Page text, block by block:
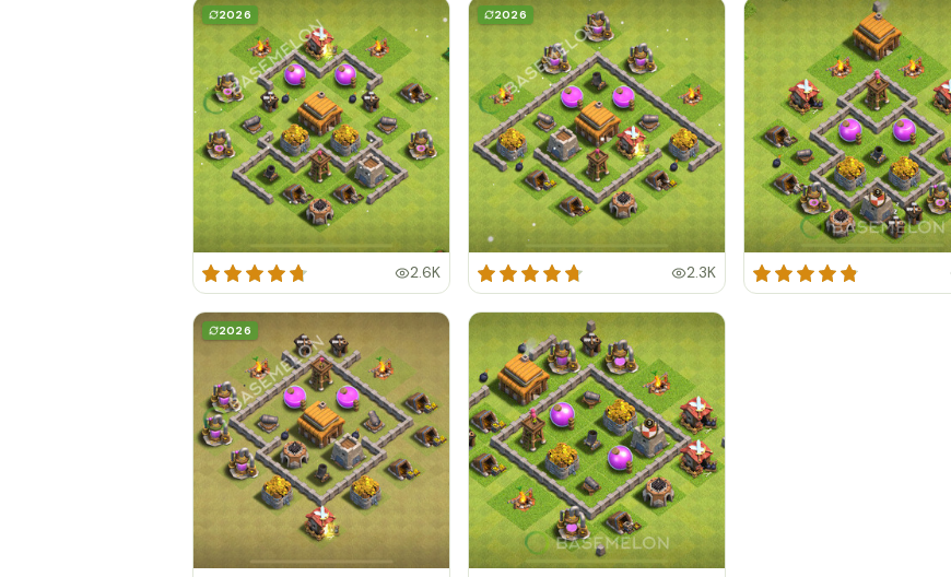
2026
2.6K
2026
2.3K
2026